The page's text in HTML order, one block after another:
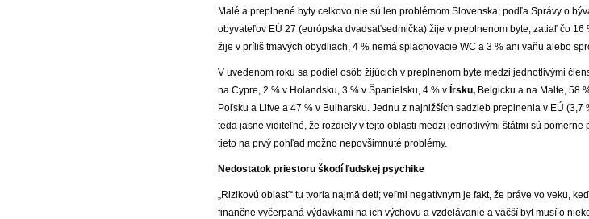
Malé a preplnené byty celkovo nie sú len problémom Slovenska; podľa Správy o
obyvateľov EÚ 27 (európska dvadsaťsedmička) žije v preplnenom byte, zatiaľ čo
žije v príliš tmavých obydliach, 4 % nemá splachovacie WC a 3 % ani vaňu alebo
V uvedenom roku sa podiel osôb žijúcich v preplnenom byte medzi jednotlivými
na Cypre, 2 % v Holandsku, 3 % v Španielsku, 4 % v Írsku, Belgicku a na Malte, 58
Poľsku a Litve a 47 % v Bulharsku. Jednu z najnižších sadzieb preplnenia v EÚ
teda jasne viditeľné, že rozdiely v tejto oblasti medzi jednotlivými štátmi sú
tieto na prvý pohľad možno nepovšimnuté problémy.
Nedostatok priestoru škodí ľudskej psychike
„Rizikovú oblasť“ tu tvoria najmä deti; veľmi negatívnym je fakt, že práve vo veku,
finančne vyčerpaná výdavkami na ich výchovu a vzdelávanie a väčší byt musí o